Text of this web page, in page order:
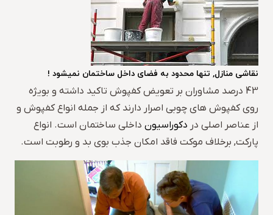
نقاشی منازل, تنها محدود به فضای داخل ساختمان نمیشود !
43 درصد مشاوران بر تعویض کفپوش تاکید داشته و بویژه
روی کفپوش های چوبی اصرار دارند که از جمله انواع کفپوش و
از عناصر اصلی در دکوراسیون داخلی ساختمان است. انواع
پارکت, برخلاف موکت فاقد امکان جذب بوی بد و رطوبت است.